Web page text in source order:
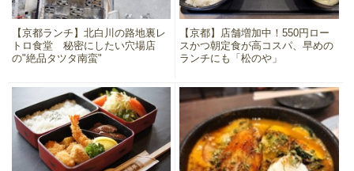
【京都ランチ】北白川の路地裏レ
トロ食堂 秘密にしたい穴場店
の"絶品タツタ南蛮"
【京都】店舗増加中！550円ロー
スかつ朝定食が高コスパ、早めの
ランチにも「松のや」